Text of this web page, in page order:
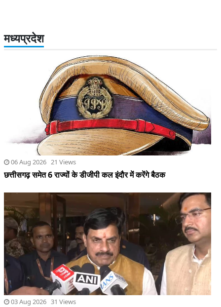
मध्यप्रदेश
06 Aug 2026 21 Views
छत्तीसगढ़ समेत 6 राज्यों के डीजीपी कल इंदौर में करेंगे बैठक
03 Aug 2026 31 Views